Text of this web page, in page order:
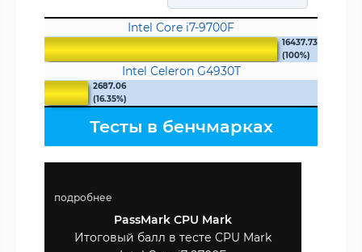
Intel Core i7-9700F
16437.73
(100%)
Intel Celeron G4930T
2687.06
(16.35%)
Тесты в бенчмарках
подробнее
PassMark CPU Mark
Итоговый балл в тесте CPU Mark